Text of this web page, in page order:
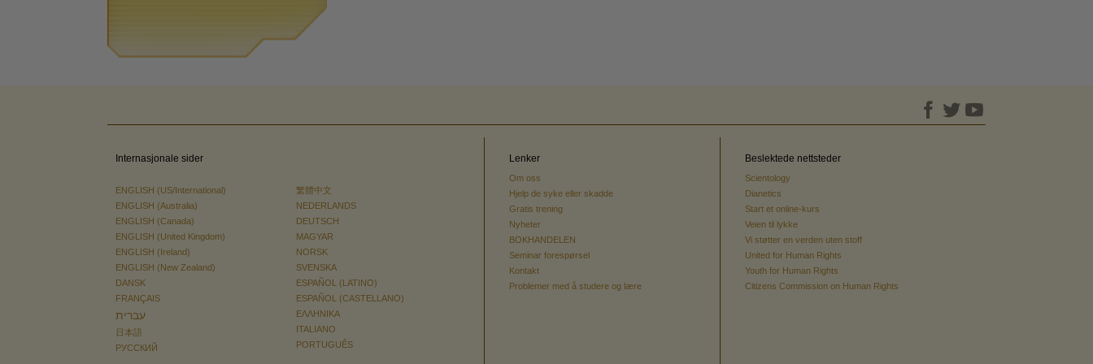
Internasjonale sider
ENGLISH (US/International)
ENGLISH (Australia)
ENGLISH (Canada)
ENGLISH (United Kingdom)
ENGLISH (Ireland)
ENGLISH (New Zealand)
DANSK
FRANÇAIS
עברית
日本語
РУССКИЙ
繁體中文
NEDERLANDS
DEUTSCH
MAGYAR
NORSK
SVENSKA
ESPAÑOL (LATINO)
ESPAÑOL (CASTELLANO)
ΕΛΛΗΝΙΚA
ITALIANO
PORTUGUÊS
Lenker
Om oss
Hjelp de syke eller skadde
Gratis trening
Nyheter
BOKHANDELEN
Seminar forespørsel
Kontakt
Problemer med å studere og lære
Beslektede nettsteder
Scientology
Dianetics
Start et online-kurs
Veien til lykke
Vi støtter en verden uten stoff
United for Human Rights
Youth for Human Rights
Citizens Commission on Human Rights